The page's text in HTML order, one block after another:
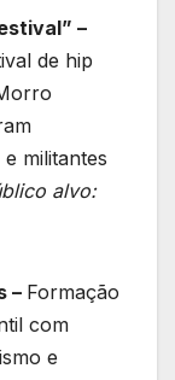
–
de hip
militantes
alvo:
– Formação
com
e